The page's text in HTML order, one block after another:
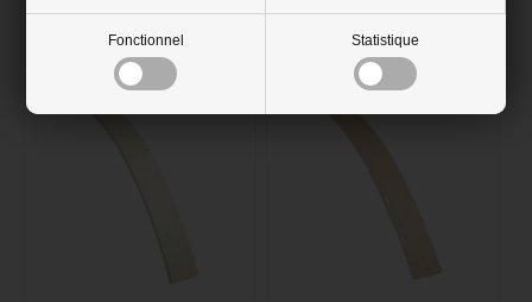
Fonctionnel Statistique
Marchandises afférentes